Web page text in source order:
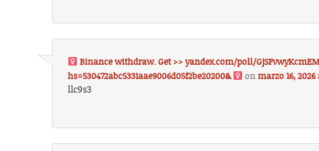
Binance withdraw. Get >> yandex.com/poll/
hs=530472abc5331aae9006d05f2be20200& ‍
on marzo 16,
llc9s3